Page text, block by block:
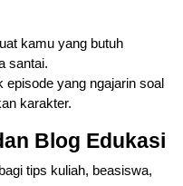
kamu yang butuh
santai.
episode yang ngajarin soal
karakter.
Blog Edukasi
tips kuliah, beasiswa,